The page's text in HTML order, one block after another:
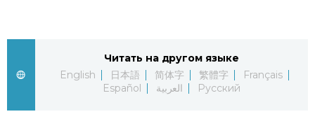
العربية
Читать на другом языке
English
日本語 简体字 繁體字
Français
Español
العربية Русский